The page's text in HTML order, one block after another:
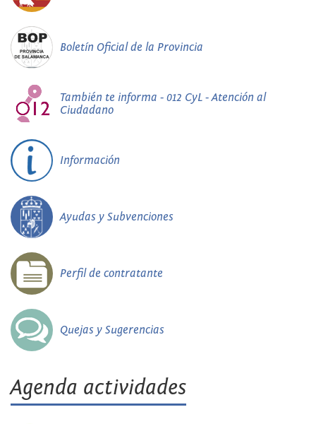
Boletín Oficial de la Provincia
También te informa - 012 CyL - Atención al
Ciudadano
Información
Ayudas y Subvenciones
Perfil de contratante
Quejas y Sugerencias
Agenda actividades